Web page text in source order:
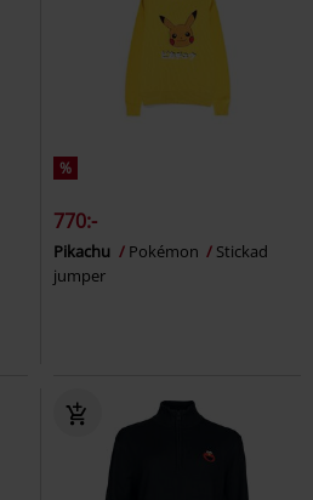
%
770:-
Pikachu Pokémon
Stickad
jumper